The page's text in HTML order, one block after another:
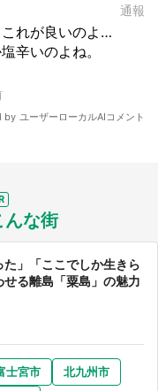
な街
た」「ここでしか生きら
る離島「粟島」の魅力
士宮市
北九州市